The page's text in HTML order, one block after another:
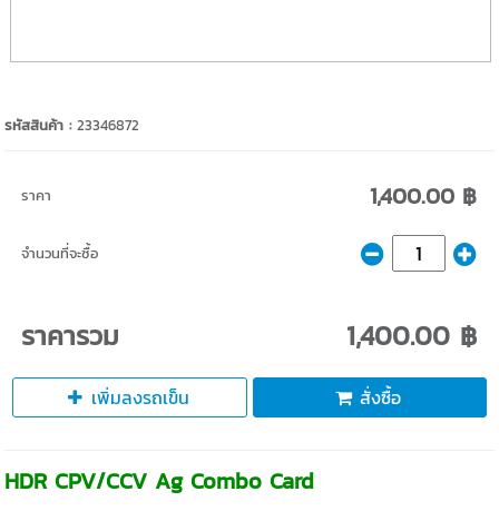
รหัสสินค้า :23346872
ราคา 1,400.00 ฿
จำนวนที่จะซื้อ
ราคารวม 1,400.00 ฿
เพิ่มลงรถเข็น สั่งซื้อ
HDR CPV/CCV Ag Combo Card